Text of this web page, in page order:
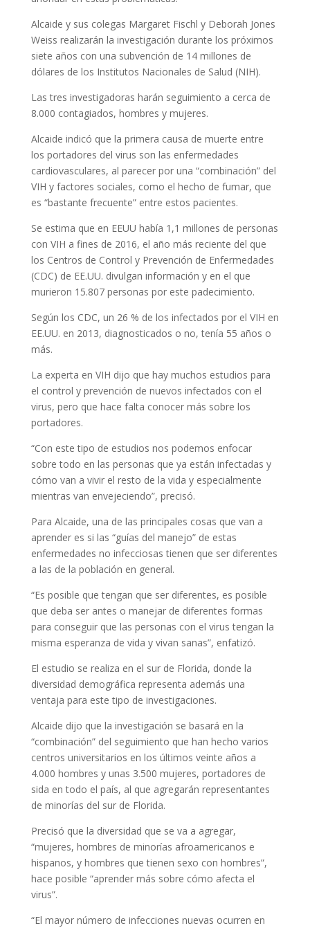
Alcaide y sus colegas Margaret Fischl y Deborah Jones
Weiss realizarán la investigación durante los próximos
siete años con una subvención de 14 millones de
dólares de los Institutos Nacionales de Salud (NIH).
Las tres investigadoras harán seguimiento a cerca de
8.000 contagiados, hombres y mujeres.
Alcaide indicó que la primera causa de muerte entre
los portadores del virus son las enfermedades
cardiovasculares, al parecer por una “combinación” del
VIH y factores sociales, como el hecho de fumar, que
es “bastante frecuente” entre estos pacientes.
Se estima que en EEUU había 1,1 millones de personas
con VIH a fines de 2016, el año más reciente del que
los Centros de Control y Prevención de Enfermedades
(CDC) de EE.UU. divulgan información y en el que
murieron 15.807 personas por este padecimiento.
Según los CDC, un 26 % de los infectados por el VIH en
EE.UU. en 2013, diagnosticados o no, tenía 55 años o
más.
La experta en VIH dijo que hay muchos estudios para
el control y prevención de nuevos infectados con el
virus, pero que hace falta conocer más sobre los
portadores.
“Con este tipo de estudios nos podemos enfocar
sobre todo en las personas que ya están infectadas y
cómo van a vivir el resto de la vida y especialmente
mientras van envejeciendo”, precisó.
Para Alcaide, una de las principales cosas que van a
aprender es si las “guías del manejo” de estas
enfermedades no infecciosas tienen que ser diferentes
a las de la población en general.
“Es posible que tengan que ser diferentes, es posible
que deba ser antes o manejar de diferentes formas
para conseguir que las personas con el virus tengan la
misma esperanza de vida y vivan sanas”, enfatizó.
El estudio se realiza en el sur de Florida, donde la
diversidad demográfica representa además una
ventaja para este tipo de investigaciones.
Alcaide dijo que la investigación se basará en la
“combinación” del seguimiento que han hecho varios
centros universitarios en los últimos veinte años a
4.000 hombres y unas 3.500 mujeres, portadores de
sida en todo el país, al que agregarán representantes
de minorías del sur de Florida.
Precisó que la diversidad que se va a agregar,
“mujeres, hombres de minorías afroamericanos e
hispanos, y hombres que tienen sexo con hombres”,
hace posible “aprender más sobre cómo afecta el
virus”.
“El mayor número de infecciones nuevas ocurren en